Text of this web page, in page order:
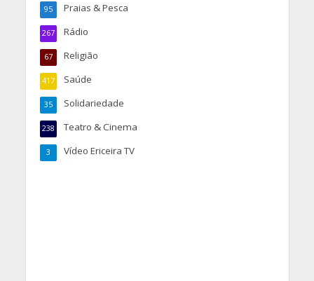
Praias & Pesca
95
Rádio
267
Religião
67
Saúde
417
Solidariedade
35
Teatro & Cinema
238
Vídeo Ericeira TV
3